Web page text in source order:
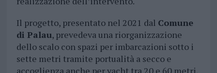
Il progetto, presentato nel 2021 dal Comune
di Palau, prevedeva una riorganizzazione
dello scalo con spazi per imbarcazioni sotto i
sette metri tramite portualità a secco e